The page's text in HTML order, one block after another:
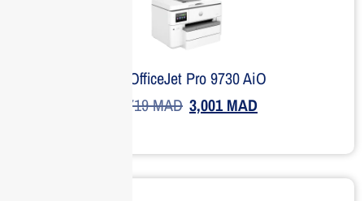
HP OfficeJet Pro 9730 AiO
3,719MAD 3,001MAD